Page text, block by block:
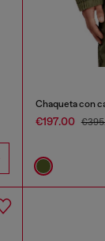
€197.00